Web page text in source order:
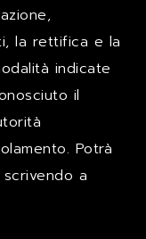
la rettifica e la
indicate
il
Potrà
a